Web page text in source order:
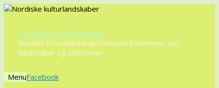
Nordiske kulturlandskaber
Nordisk KulturlandskabsForbund informerer om
landskaber og aktiviteter
Menu